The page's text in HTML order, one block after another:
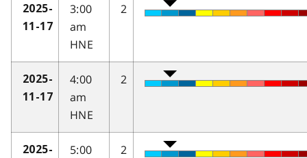
2025-
11-17
3:00
am
HNE
2
2025-
11-17
4:00
am
HNE
2
2025-
5:00
2